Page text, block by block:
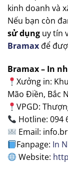
kinh doanh và
Nếu bạn còn
sử dụng uy tín
Bramaxđể
Bramax – In
Xưởng in:
Mão Điền, Bắc
VPGD:
Hotline: 094
Email:
Fanpage: In
Website: